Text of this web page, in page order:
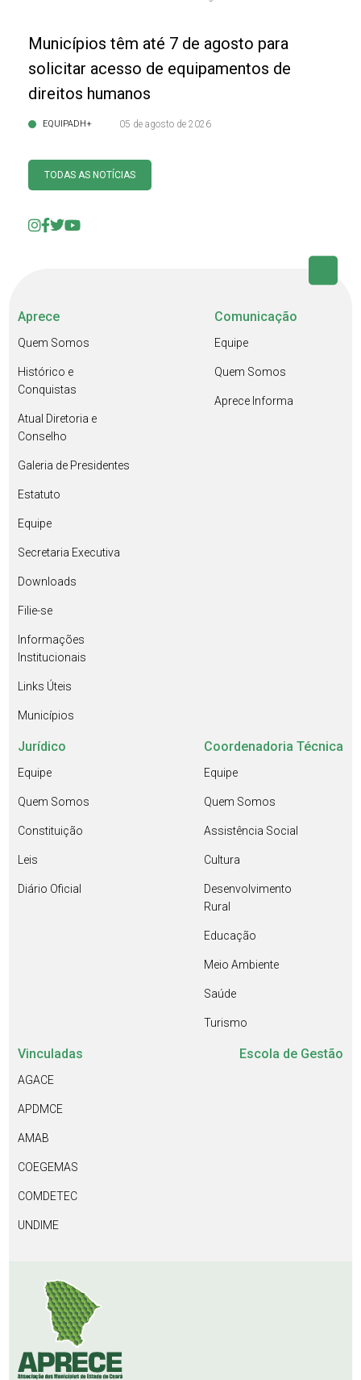
Municípios têm até 7 de agosto para
solicitar acesso de equipamentos de
direitos humanos
EQUIPADH+ 05 de agosto de 2026
TODAS AS NOTÍCIAS
Aprece
Quem Somos
Histórico e
Conquistas
Atual Diretoria e
Conselho
Galeria de Presidentes
Estatuto
Equipe
Secretaria Executiva
Downloads
Filie-se
Informações
Institucionais
Links Úteis
Municípios
Comunicação
Equipe
Quem Somos
Aprece Informa
Jurídico
Equipe
Quem Somos
Constituição
Leis
Diário Oficial
Coordenadoria Técnica
Equipe
Quem Somos
Assistência Social
Cultura
Desenvolvimento
Rural
Educação
Meio Ambiente
Saúde
Turismo
Vinculadas
AGACE
APDMCE
AMAB
COEGEMAS
COMDETEC
UNDIME
Escola de Gestão